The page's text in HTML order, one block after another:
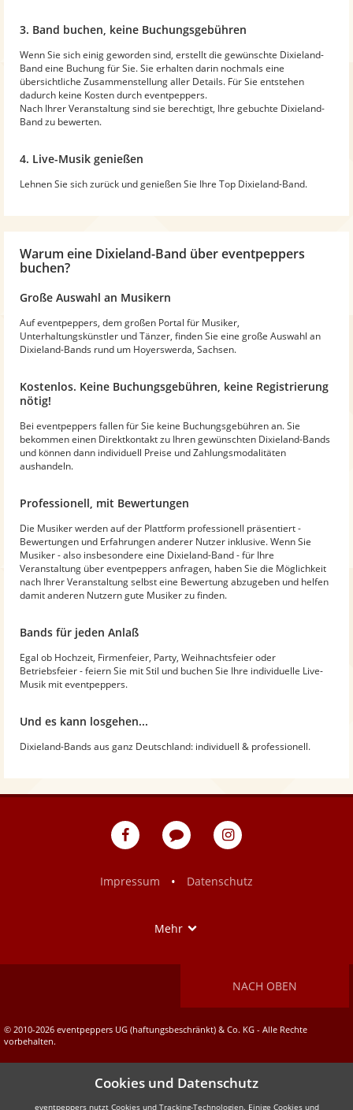
3. Band buchen, keine Buchungsgebühren
Wenn Sie sich einig geworden sind, erstellt die gewünschte Dixieland-
Band eine Buchung für Sie. Sie erhalten darin nochmals eine
übersichtliche Zusammenstellung aller Details. Für Sie entstehen
dadurch keine Kosten durch eventpeppers.
Nach Ihrer Veranstaltung sind sie berechtigt, Ihre gebuchte Dixieland-
Band zu bewerten.
4. Live-Musik genießen
Lehnen Sie sich zurück und genießen Sie Ihre Top Dixieland-Band.
Warum eine Dixieland-Band über eventpeppers
buchen?
Große Auswahl an Musikern
Auf eventpeppers, dem großen Portal für Musiker,
Unterhaltungskünstler und Tänzer, finden Sie eine große Auswahl an
Dixieland-Bands rund um Hoyerswerda, Sachsen.
Kostenlos. Keine Buchungsgebühren, keine Registrierung
nötig!
Bei eventpeppers fallen für Sie keine Buchungsgebühren an. Sie
bekommen einen Direktkontakt zu Ihren gewünschten Dixieland-Bands
und können dann individuell Preise und Zahlungsmodalitäten
aushandeln.
Professionell, mit Bewertungen
Die Musiker werden auf der Plattform professionell präsentiert -
Bewertungen und Erfahrungen anderer Nutzer inklusive. Wenn Sie
Musiker - also insbesondere eine Dixieland-Band - für Ihre
Veranstaltung über eventpeppers anfragen, haben Sie die Möglichkeit
nach Ihrer Veranstaltung selbst eine Bewertung abzugeben und helfen
damit anderen Nutzern gute Musiker zu finden.
Bands für jeden Anlaß
Egal ob Hochzeit, Firmenfeier, Party, Weihnachtsfeier oder
Betriebsfeier - feiern Sie mit Stil und buchen Sie Ihre individuelle Live-
Musik mit eventpeppers.
Und es kann losgehen...
Dixieland-Bands aus ganz Deutschland: individuell & professionell.
eventpeppers
Blog
eventpeppers
Impressum
• Datenschutz
Mehr
NACH OBEN
© 2010-2026 eventpeppers UG (haftungsbeschränkt) & Co. KG - Alle Rechte
vorbehalten.
Cookies und Datenschutz
eventpeppers nutzt Cookies und Tracking-Technologien. Einige Cookies und